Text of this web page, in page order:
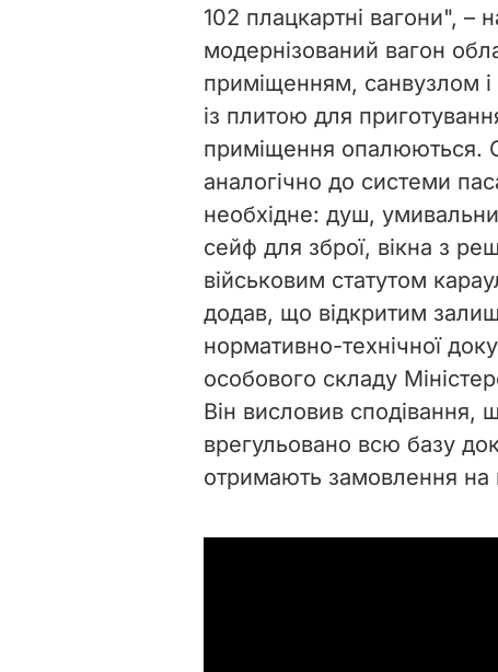
102 плацкартні вагони", –
модернізований вагон
приміщенням, санвузлом
із плитою для
приміщення опалюються.
аналогічно до системи
необхідне: душ,
сейф для зброї, вікна з
військовим статутом
додав, що відкритим
нормативно-технічної
особового складу
Він висловив
врегульовано всю базу
отримають замовлення на